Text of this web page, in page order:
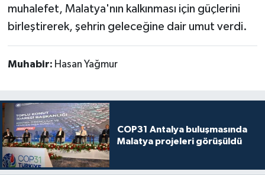
muhalefet, Malatya'nın kalkınması için güçlerini
birleştirerek, şehrin geleceğine dair umut verdi.
Muhabir: Hasan Yağmur
COP31 Antalya buluşmasında
Malatya projeleri görüşüldü